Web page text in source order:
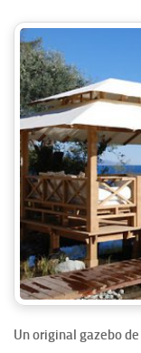
Un original gazebo